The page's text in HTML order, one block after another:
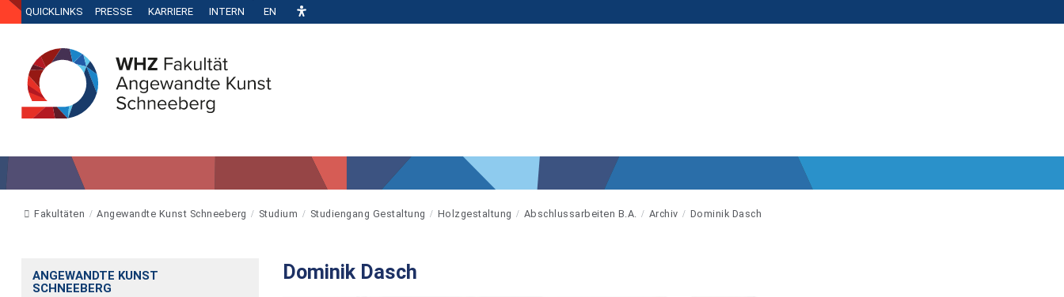
QUICKLINKS PRESSE KARRIERE INTERN EN
Fakultäten Angewandte Kunst Schneeberg Studium Studiengang Gestaltung Holzgestaltung Abschlussarbeiten B.A. Archiv Dominik Dasch
ANGEWANDTE KUNST
SCHNEEBERG
Dominik Dasch